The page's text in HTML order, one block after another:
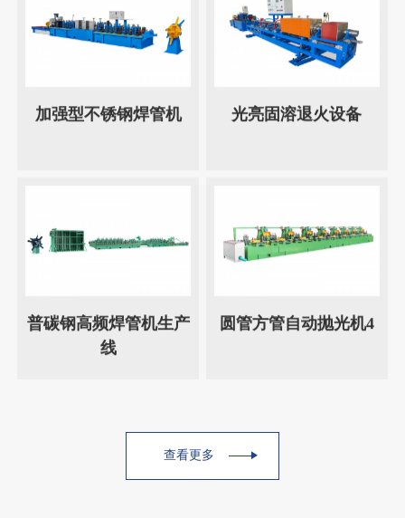
加强型不锈钢焊管机 光亮固溶退火设备
普碳钢高频焊管机生产
线
圆管方管自动抛光机4
查看更多